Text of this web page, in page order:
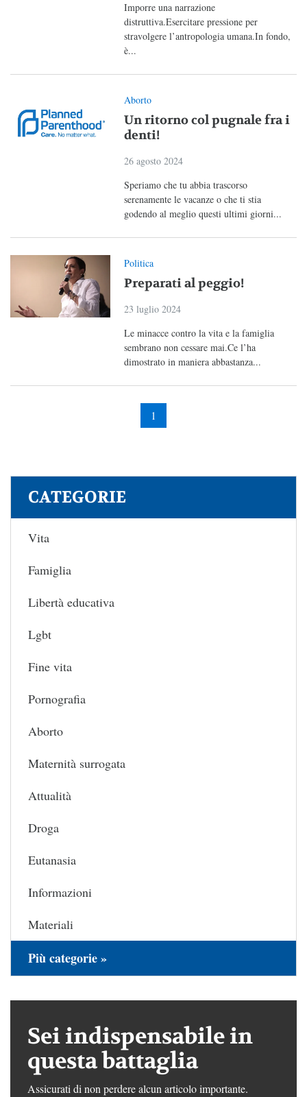
Imporre una narrazione
distruttiva.Esercitare pressione per
stravolgere l’antropologia umana.In fondo,
è...
Aborto
Un ritorno col pugnale fra i
denti!
26 agosto 2024
Speriamo che tu abbia trascorso
serenamente le vacanze o che ti stia
godendo al meglio questi ultimi giorni...
Politica
Preparati al peggio!
23 luglio 2024
Le minacce contro la vita e la famiglia
sembrano non cessare mai.Ce l’ha
dimostrato in maniera abbastanza...
1
CATEGORIE
Vita
Famiglia
Libertà educativa
Lgbt
Fine vita
Pornografia
Aborto
Maternità surrogata
Attualità
Droga
Eutanasia
Informazioni
Materiali
Più categorie »
Sei indispensabile in
questa battaglia
Assicurati di non perdere alcun articolo importante.